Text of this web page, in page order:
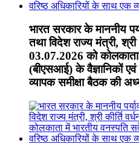
भारत सरकार के माननीय
तथा विदेश राज्य मंत्री, श्री
03.07.2026 को कोलकाता
(बीएसआई) के वैज्ञानिकों
व्यापक समीक्षा बैठक की